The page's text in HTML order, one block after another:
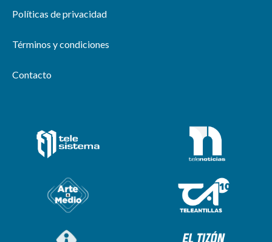
Políticas de privacidad
Términos y condiciones
Contacto